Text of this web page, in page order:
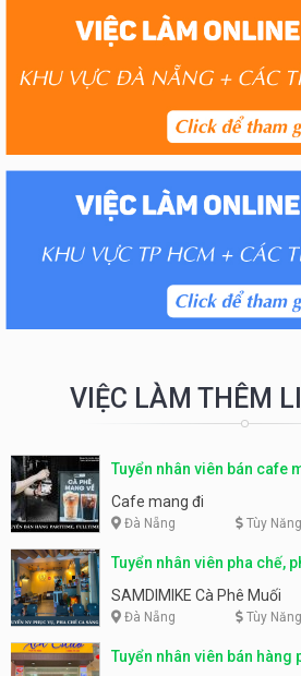
VIỆC LÀM THÊM
Tuyển nhân viên bán cafe
Cafe mang đi
Đà Nẵng Tùy
Tuyển nhân viên pha chế,
SAMDIMIKE Cà Phê Muối
Đà Nẵng Tùy
Tuyển nhân viên bán